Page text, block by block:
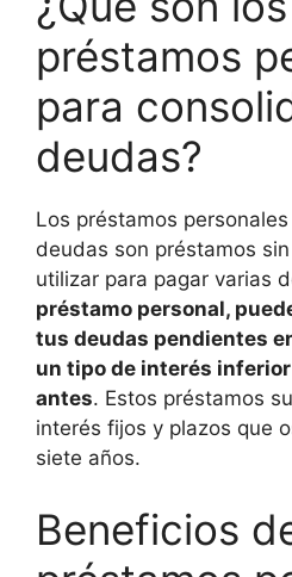
préstamos
para
deudas?
Los préstamos
deudas son préstamos
utilizar para pagar varias
préstamo personal,
tus deudas pendientes
un tipo de interés
antes. Estos préstamos
interés fijos y plazos que
siete años.
Beneficios